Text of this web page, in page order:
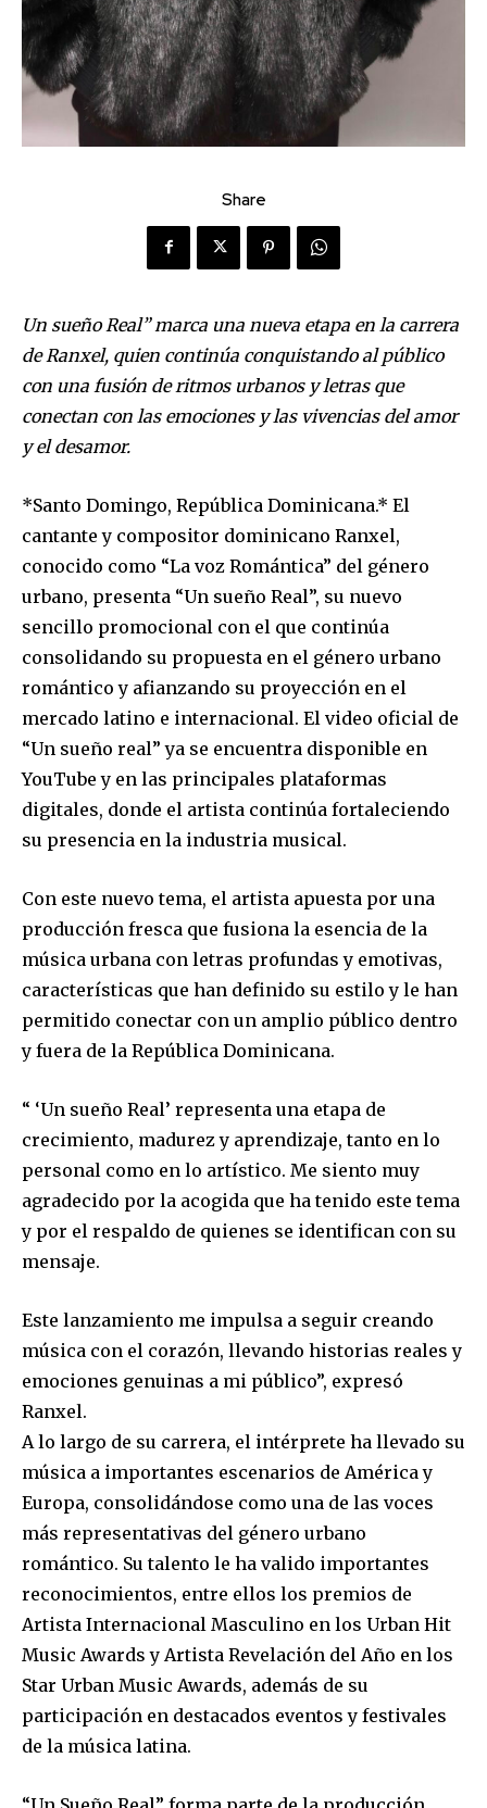
Share
Un sueño Real” marca una nueva etapa en la carrera
de Ranxel, quien continúa conquistando al público
con una fusión de ritmos urbanos y letras que
conectan con las emociones y las vivencias del amor
y el desamor.
*Santo Domingo, República Dominicana.* El
cantante y compositor dominicano Ranxel,
conocido como “La voz Romántica” del género
urbano, presenta “Un sueño Real”, su nuevo
sencillo promocional con el que continúa
consolidando su propuesta en el género urbano
romántico y afianzando su proyección en el
mercado latino e internacional. El video oficial de
“Un sueño real” ya se encuentra disponible en
YouTube y en las principales plataformas
digitales, donde el artista continúa fortaleciendo
su presencia en la industria musical.
Con este nuevo tema, el artista apuesta por una
producción fresca que fusiona la esencia de la
música urbana con letras profundas y emotivas,
características que han definido su estilo y le han
permitido conectar con un amplio público dentro
y fuera de la República Dominicana.
“ ‘Un sueño Real’ representa una etapa de
crecimiento, madurez y aprendizaje, tanto en lo
personal como en lo artístico. Me siento muy
agradecido por la acogida que ha tenido este tema
y por el respaldo de quienes se identifican con su
mensaje.
Este lanzamiento me impulsa a seguir creando
música con el corazón, llevando historias reales y
emociones genuinas a mi público”, expresó
Ranxel.
A lo largo de su carrera, el intérprete ha llevado su
música a importantes escenarios de América y
Europa, consolidándose como una de las voces
más representativas del género urbano
romántico. Su talento le ha valido importantes
reconocimientos, entre ellos los premios de
Artista Internacional Masculino en los Urban Hit
Music Awards y Artista Revelación del Año en los
Star Urban Music Awards, además de su
participación en destacados eventos y festivales
de la música latina.